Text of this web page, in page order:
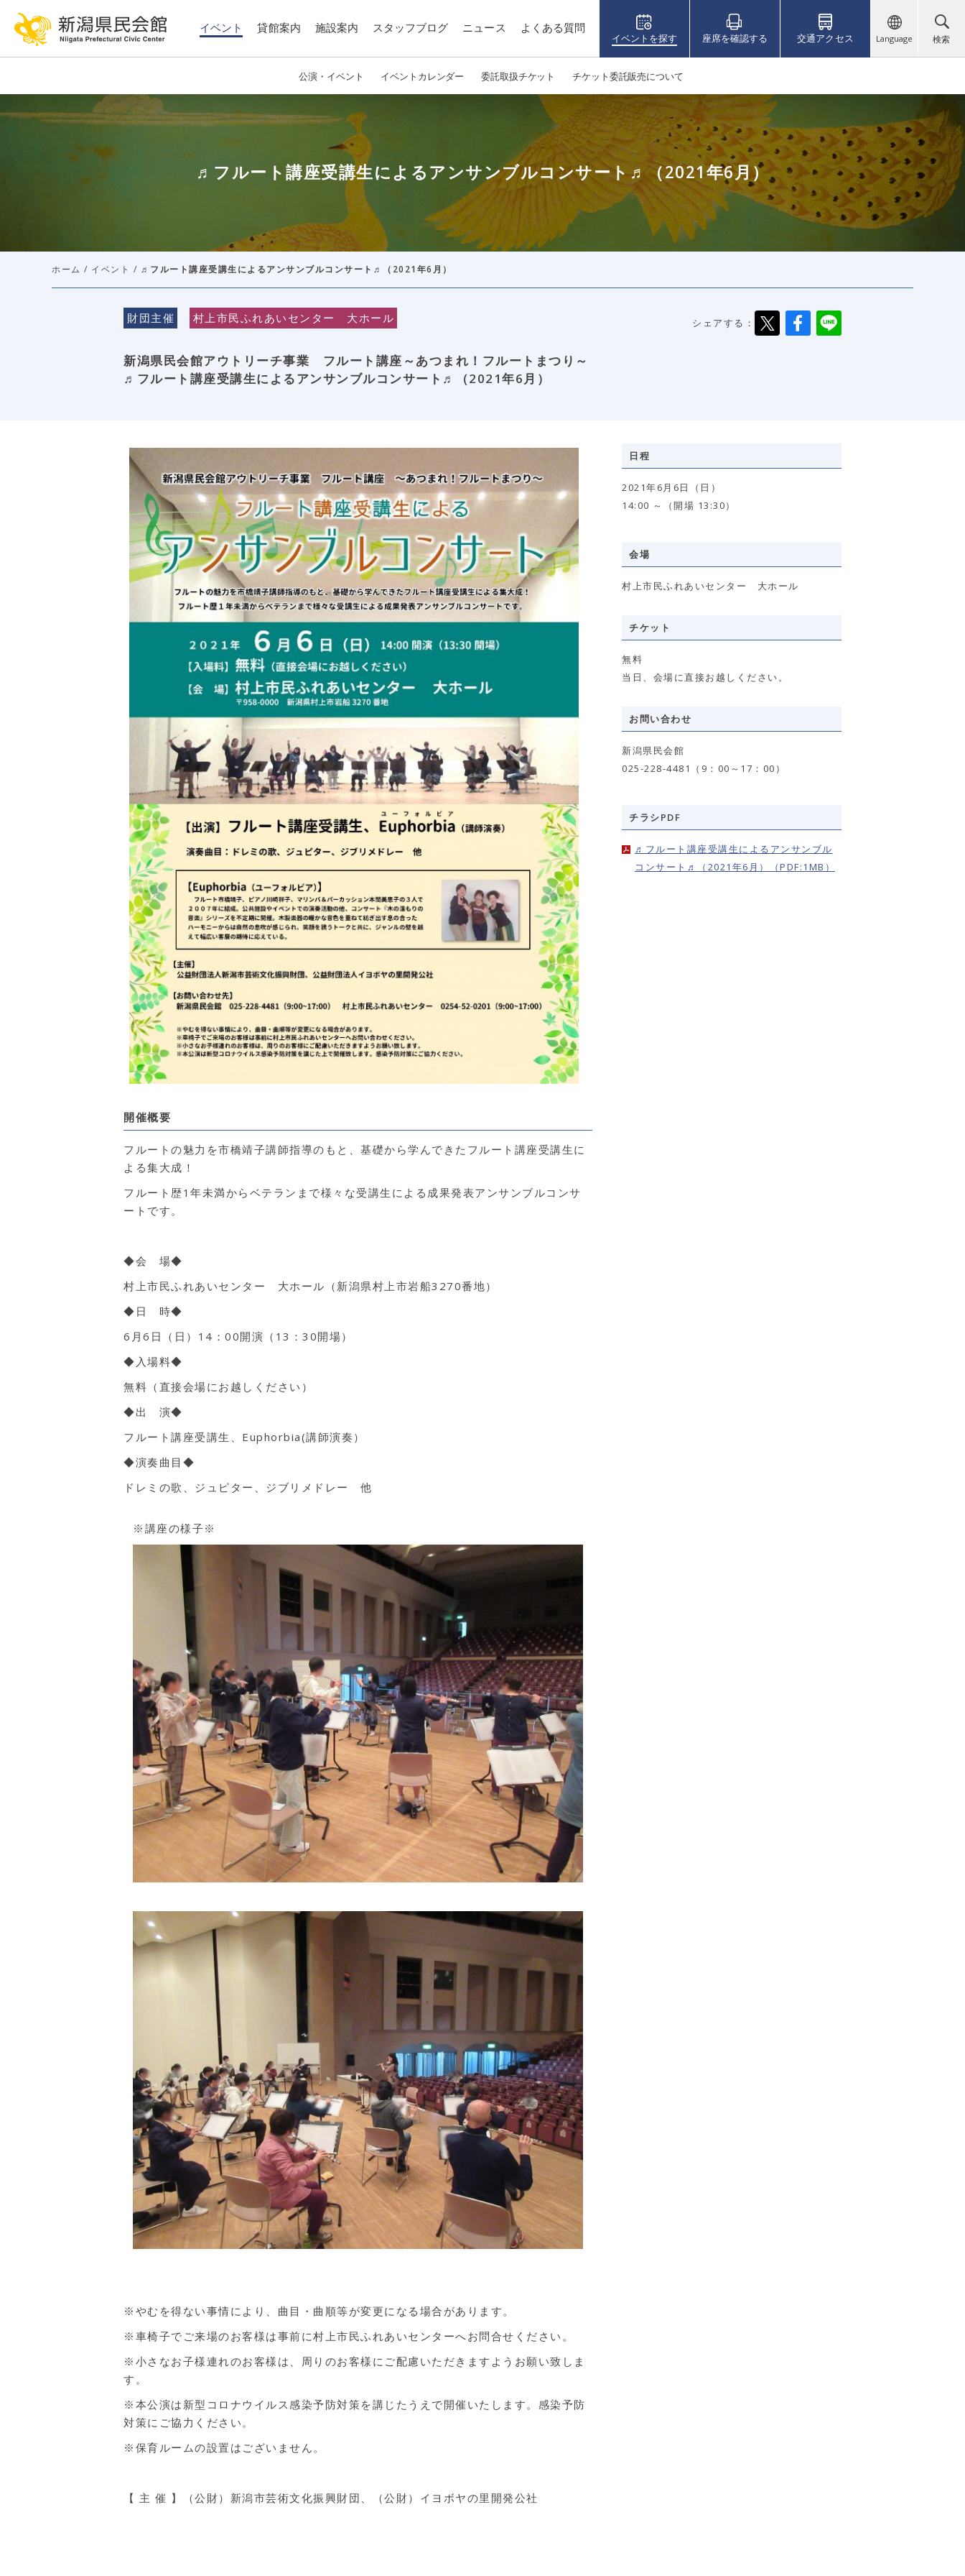
イベント
公演・イベント イベントカレンダー 委託取扱チケット チケット委託販売について
貸館案内 施設案内 スタッフブログ ニュース よくある質問
イベントを探す 座席を確認する 交通アクセス Language 検索
♬フルート講座受講生によるアンサンブルコンサート♬（2021年6月）
ホーム / イベント / ♬フルート講座受講生によるアンサンブルコンサート♬（2021年6月）
財団主催 村上市民ふれあいセンター 大ホール
新潟県民会館アウトリーチ事業 フルート講座～あつまれ！フルートまつり～
♬フルート講座受講生によるアンサンブルコンサート♬（2021年6月）
シェアする：
開催概要
フルートの魅力を市橋靖子講師指導のもと、基礎から学んできたフルート講座受講生に
よる集大成！
フルート歴1年未満からベテランまで様々な受講生による成果発表アンサンブルコンサ
ートです。
◆会 場◆
村上市民ふれあいセンター 大ホール（新潟県村上市岩船3270番地）
◆日 時◆
6月6日（日）14：00開演（13：30開場）
◆入場料◆
無料（直接会場にお越しください）
◆出 演◆
フルート講座受講生、Euphorbia(講師演奏）
◆演奏曲目◆
ドレミの歌、ジュピター、ジブリメドレー 他
※講座の様子※
※やむを得ない事情により、曲目・曲順等が変更になる場合があります。
※車椅子でご来場のお客様は事前に村上市民ふれあいセンターへお問合せください。
※小さなお子様連れのお客様は、周りのお客様にご配慮いただきますようお願い致しま
す。
※本公演は新型コロナウイルス感染予防対策を講じたうえで開催いたします。感染予防
対策にご協力ください。
※保育ルームの設置はございません。
【 主 催 】（公財）新潟市芸術文化振興財団、（公財）イヨボヤの里開発公社
日程
2021年6月6日（日）
14:00 ～（開場 13:30）
会場
村上市民ふれあいセンター 大ホール
チケット
無料
当日、会場に直接お越しください。
お問い合わせ
新潟県民会館
025-228-4481（9：00～17：00）
チラシPDF
♬フルート講座受講生によるアンサンブル
コンサート♬（2021年6月）（PDF:1MB）